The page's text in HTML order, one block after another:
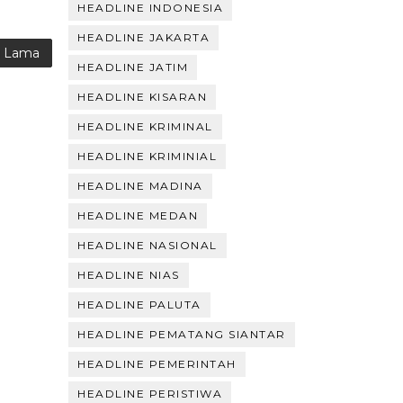
Lama
HEADLINE INDONESIA
HEADLINE JAKARTA
HEADLINE JATIM
HEADLINE KISARAN
HEADLINE KRIMINAL
HEADLINE KRIMINIAL
HEADLINE MADINA
HEADLINE MEDAN
HEADLINE NASIONAL
HEADLINE NIAS
HEADLINE PALUTA
HEADLINE PEMATANG SIANTAR
HEADLINE PEMERINTAH
HEADLINE PERISTIWA